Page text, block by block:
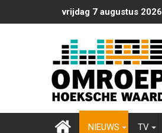
naar
vrijdag 7 augustus 2026
NIEUWS TV